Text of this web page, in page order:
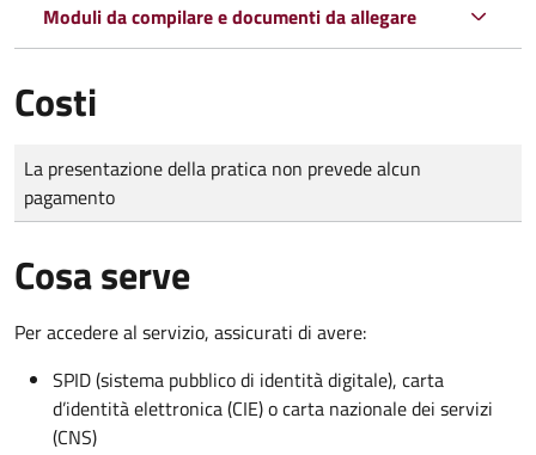
Moduli da compilare e documenti da allegare
Costi
Tipo di pagamento
Importo
La presentazione della pratica non prevede alcun
pagamento
Cosa serve
Per accedere al servizio, assicurati di avere:
SPID (sistema pubblico di identità digitale), carta
d’identità elettronica (CIE) o carta nazionale dei servizi
(CNS)